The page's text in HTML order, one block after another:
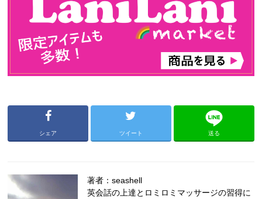
シェア ツイート 送る
著者：seashell
英会話の上達とロミロミマッサージの習得に